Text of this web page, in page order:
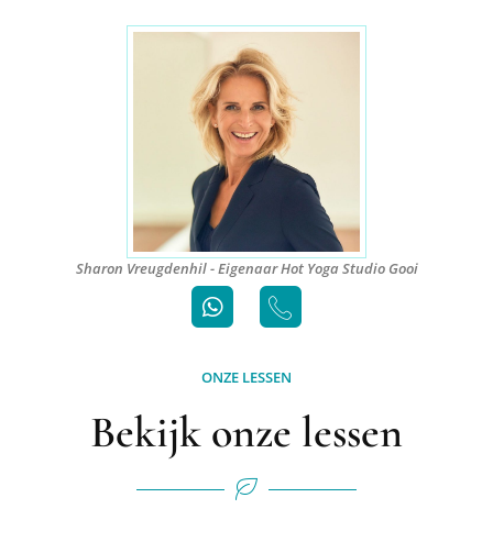
Sharon Vreugdenhil - Eigenaar Hot Yoga Studio Gooi
ONZE LESSEN
Bekijk onze lessen